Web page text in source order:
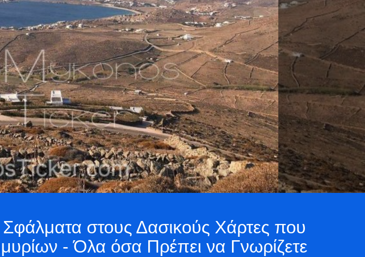
στους Δασικούς Χάρτες που
- Όλα όσα Πρέπει να Γνωρίζετε